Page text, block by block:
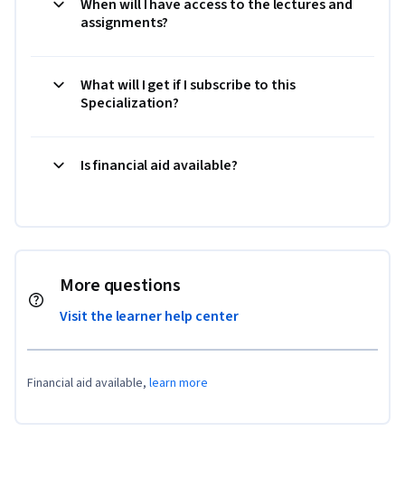
When will I have access to the lectures and
assignments?
What will I get if I subscribe to this
Specialization?
Is financial aid available?
More questions
Visit the learner help center
Financial aid available, learn more